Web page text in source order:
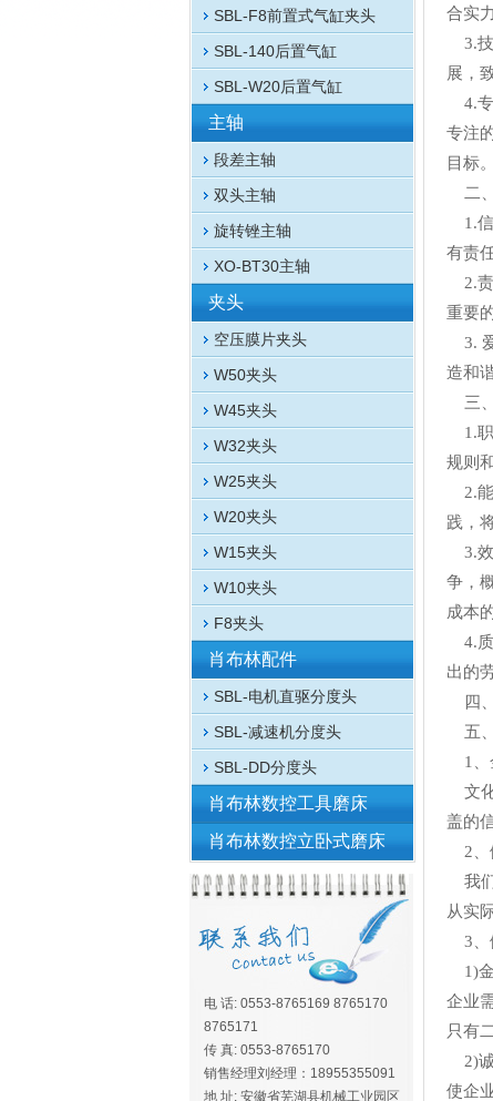
SBL-F8前置式气缸夹头
SBL-140后置气缸
SBL-W20后置气缸
主轴
段差主轴
双头主轴
旋转锉主轴
XO-BT30主轴
夹头
空压膜片夹头
W50夹头
W45夹头
W32夹头
W25夹头
W20夹头
W15夹头
W10夹头
F8夹头
肖布林配件
SBL-电机直驱分度头
SBL-减速机分度头
SBL-DD分度头
肖布林数控工具磨床
肖布林数控立卧式磨床
电 话: 0553-8765169 8765170
8765171
传 真: 0553-8765170
销售经理刘经理：18955355091
地 址: 安徽省芜湖县机械工业园区
合实
3.技
展，
4.专
专注
目标。
二、
1.信
有责
2.责
重要
3.
造和谐
三、
1.职
规则
2.能
践，
3.效
争，
成本
4.质
出的
四、
五、
1、
文化
盖的
2、
我们
从实
3、
1)金
企业
只有
2)诚
使企